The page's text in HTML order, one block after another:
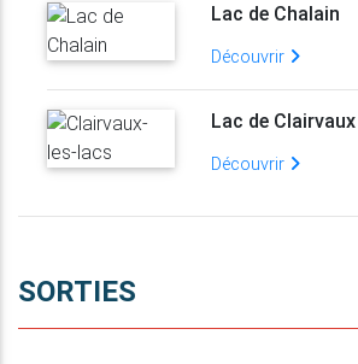
Lac de Chalain
Découvrir
Lac de Clairvaux
Découvrir
SORTIES